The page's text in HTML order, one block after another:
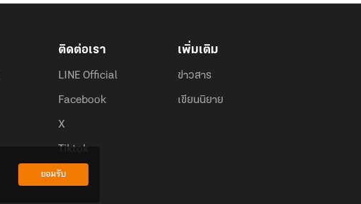
ติดต่อเรา
LINE Official
Facebook
X
Tiktok
เพิ่มเติม
ข่าวสาร
เขียนนิยาย
ยอมรับ